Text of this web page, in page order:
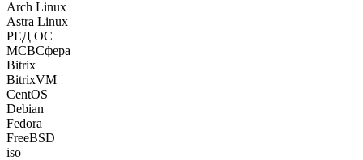
Arch Linux
Astra Linux
РЕД ОС
МСВСфера
Bitrix
BitrixVM
CentOS
Debian
Fedora
FreeBSD
iso